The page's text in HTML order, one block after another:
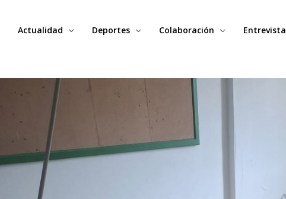
Actualidad Deportes Colaboración Entrevista